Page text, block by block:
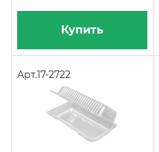
Купить
Арт.17-2722